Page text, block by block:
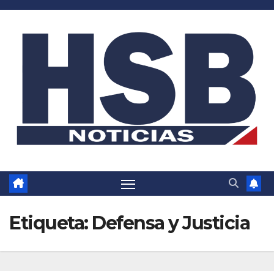
Saltar
Etiqueta: Defensa y Justicia